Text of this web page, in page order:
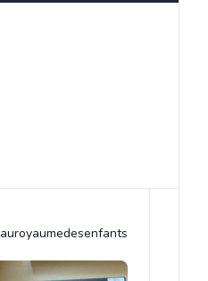
auroyaumedesenfants